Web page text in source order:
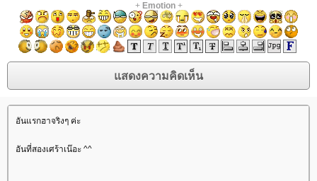
+ Emotion+
อันแรกฮาจริงๆ ค่ะ
อันที่สองเศร้าเน๊อะ ^^